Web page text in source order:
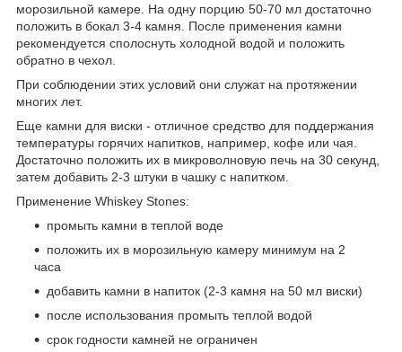
морозильной камере. На одну порцию 50-70 мл достаточно
положить в бокал 3-4 камня. После применения камни
рекомендуется сполоснуть холодной водой и положить
обратно в чехол.
При соблюдении этих условий они служат на протяжении
многих лет.
Еще камни для виски - отличное средство для поддержания
температуры горячих напитков, например, кофе или чая.
Достаточно положить их в микроволновую печь на 30 секунд,
затем добавить 2-3 штуки в чашку с напитком.
Применение Whiskey Stones:
промыть камни в теплой воде
положить их в морозильную камеру минимум на 2
часа
добавить камни в напиток (2-3 камня на 50 мл виски)
после использования промыть теплой водой
срок годности камней не ограничен